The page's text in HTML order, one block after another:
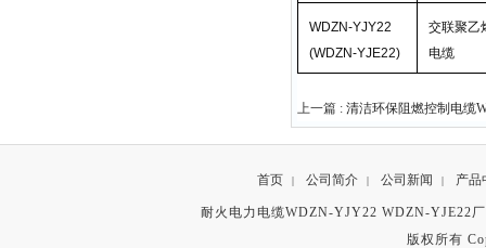
WDZN-YJY22
(WDZN-YJE22)
交联聚乙
电缆
上一篇 : 清洁环保阻燃控制电缆
首页 | 公司简介 | 公司新闻 | 产品
耐火电力电缆WDZN-YJY22 WDZN-YJE22
版权所有